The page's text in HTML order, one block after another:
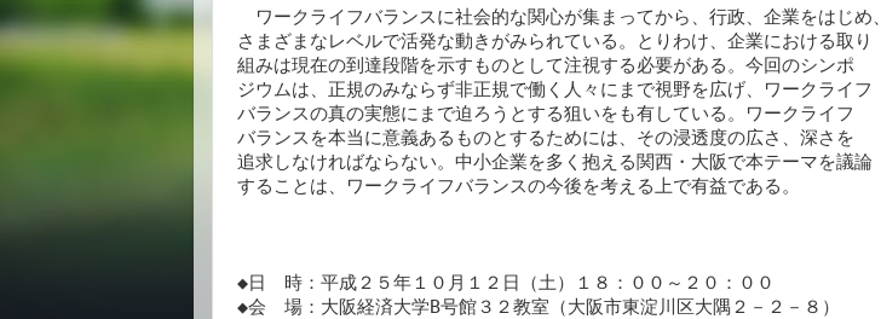
ワークライフバランスに社会的な関心が集まってから、行政、企業をはじめ、
さまざまなレベルで活発な動きがみられている。とりわけ、企業における取り
組みは現在の到達段階を示すものとして注視する必要がある。今回のシンポ
ジウムは、正規のみならず非正規で働く人々にまで視野を広げ、ワークライフ
バランスの真の実態にまで迫ろうとする狙いをも有している。ワークライフ
バランスを本当に意義あるものとするためには、その浸透度の広さ、深さを
追求しなければならない。中小企業を多く抱える関西・大阪で本テーマを議論
することは、ワークライフバランスの今後を考える上で有益である。
◆日　時：平成２５年１０月１２日（土）１８：００～２０：００
◆会　場：大阪経済大学B号館３２教室（大阪市東淀川区大隅２－２－８）